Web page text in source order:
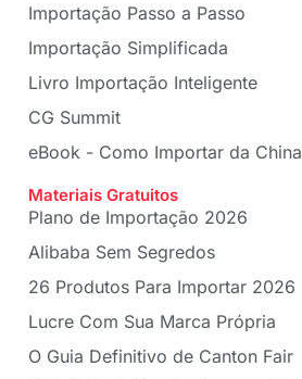
Importação Passo a Passo
Importação Simplificada
Livro Importação Inteligente
CG Summit
eBook - Como Importar da China
Materiais Gratuitos
Plano de Importação 2026
Alibaba Sem Segredos
26 Produtos Para Importar 2026
Lucre Com Sua Marca Própria
O Guia Definitivo de Canton Fair